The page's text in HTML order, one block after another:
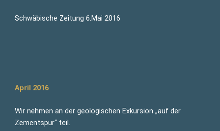
Schwäbische Zeitung 6.Mai 2016
April 2016
Wir nehmen an der geologischen Exkursion „auf der
Zementspur“ teil.